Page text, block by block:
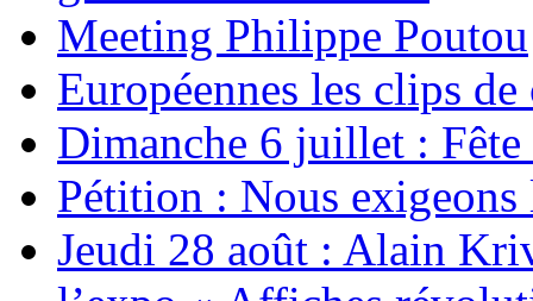
Meeting Philippe Poutou
Européennes les clips de
Dimanche 6 juillet :
Pétition : Nous
Jeudi 28 août : Alain